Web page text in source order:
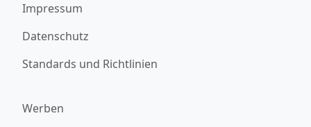
Impressum
Datenschutz
Standards und Richtlinien
Werben